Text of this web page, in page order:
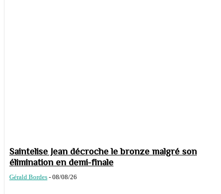
Saintelise Jean décroche le bronze malgré son
élimination en demi-finale
Gérald Bordes - 08/08/26